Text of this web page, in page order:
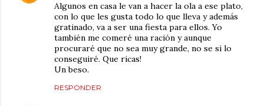
Algunos en casa le van a hacer la ola a ese plato,
con lo que les gusta todo lo que lleva y además
gratinado, va a ser una fiesta para ellos. Yo
también me comeré una ración y aunque
procuraré que no sea muy grande, no se si lo
conseguiré. Que ricas!
Un beso.
RESPONDER